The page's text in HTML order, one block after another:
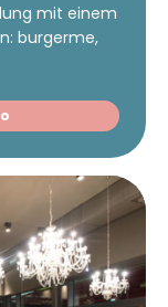
mit einem
burgerme,